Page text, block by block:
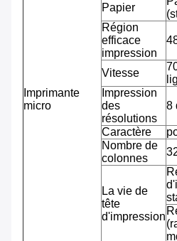
Imprimante
micro
Papier
Région
efficace
impression
Vitesse
Impression
des
résolutions
8
Caractère
Nombre de
colonnes
La vie de
tête
d'impression